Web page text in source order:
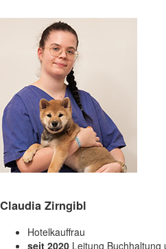
Claudia Zirngibl
Hotelkauffrau
seit 2020 Leitung Buchhaltung